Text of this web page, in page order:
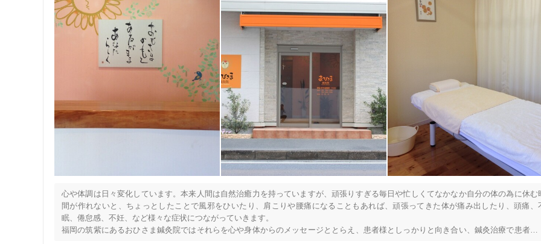
心や体調は日々変化しています。本来人間は自然治癒力を持っていますが、頑張りすぎる毎日や忙しくてなかなか自分の体の為に休む
間が作れないと、ちょっとしたことで風邪をひいたり、肩こりや腰痛になることもあれば、頑張ってきた体が痛み出したり、頭痛、
眠、倦怠感、不妊、など様々な症状につながっていきます。
福岡の筑紫にあるおひさま鍼灸院ではそれらを心や身体からのメッセージととらえ、患者様としっかりと向き合い、鍼灸治療で患者様が